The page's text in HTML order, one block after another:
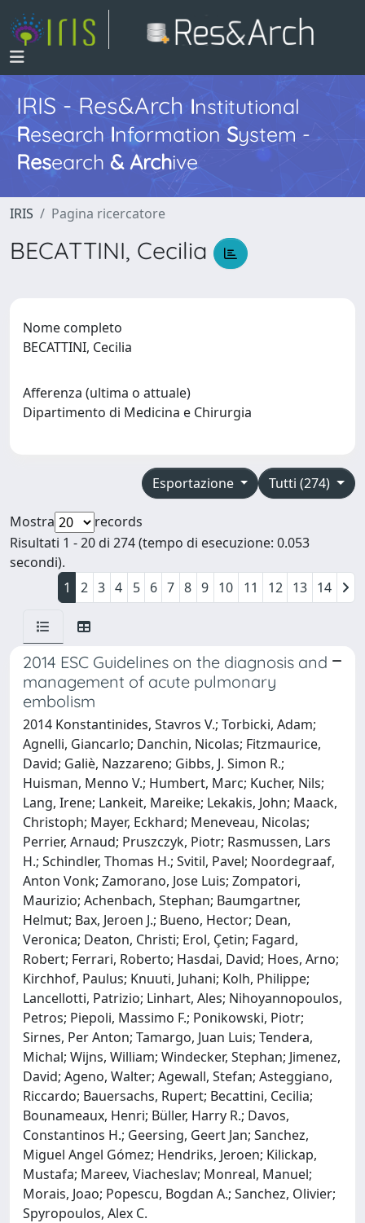
IRIS - Res&ArchInstitutional
Research InformationSystem -
Research & Archive
IRIS Pagina ricercatore
BECATTINI, Cecilia
Nome completo
BECATTINI, Cecilia
Afferenza (ultima o attuale)
Dipartimento di Medicina e Chirurgia
Tutti (274)
Esportazione
Mostra
records
Risultati 1 - 20 di 274 (tempo di esecuzione: 0.053
secondi).
1
2 3 4 5 6 7 8 9 10 11 12 13 14
2014 ESC Guidelines on the diagnosis and
management of acute pulmonary
embolism
2014 Konstantinides, Stavros V.; Torbicki, Adam;
Agnelli, Giancarlo; Danchin, Nicolas; Fitzmaurice,
David; Galiè, Nazzareno; Gibbs, J. Simon R.;
Huisman, Menno V.; Humbert, Marc; Kucher, Nils;
Lang, Irene; Lankeit, Mareike; Lekakis, John; Maack,
Christoph; Mayer, Eckhard; Meneveau, Nicolas;
Perrier, Arnaud; Pruszczyk, Piotr; Rasmussen, Lars
H.; Schindler, Thomas H.; Svitil, Pavel; Noordegraaf,
Anton Vonk; Zamorano, Jose Luis; Zompatori,
Maurizio; Achenbach, Stephan; Baumgartner,
Helmut; Bax, Jeroen J.; Bueno, Hector; Dean,
Veronica; Deaton, Christi; Erol, Çetin; Fagard,
Robert; Ferrari, Roberto; Hasdai, David; Hoes, Arno;
Kirchhof, Paulus; Knuuti, Juhani; Kolh, Philippe;
Lancellotti, Patrizio; Linhart, Ales; Nihoyannopoulos,
Petros; Piepoli, Massimo F.; Ponikowski, Piotr;
Sirnes, Per Anton; Tamargo, Juan Luis; Tendera,
Michal; Wijns, William; Windecker, Stephan; Jimenez,
David; Ageno, Walter; Agewall, Stefan; Asteggiano,
Riccardo; Bauersachs, Rupert; Becattini, Cecilia;
Bounameaux, Henri; Büller, Harry R.; Davos,
Constantinos H.; Geersing, Geert Jan; Sanchez,
Miguel Angel Gómez; Hendriks, Jeroen; Kilickap,
Mustafa; Mareev, Viacheslav; Monreal, Manuel;
Morais, Joao; Popescu, Bogdan A.; Sanchez, Olivier;
Spyropoulos, Alex C.